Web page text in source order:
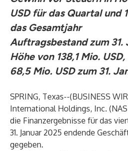
USD für das Quartal und
das Gesamtjahr
Auftragsbestand zum 31.
Höhe von 138,1 Mio.
68,5 Mio. USD zum 31.
SPRING, Texas--(BUSINESS
International Holdings, Inc.
die Finanzergebnisse für das
31. Januar 2025 endende
gegeben.